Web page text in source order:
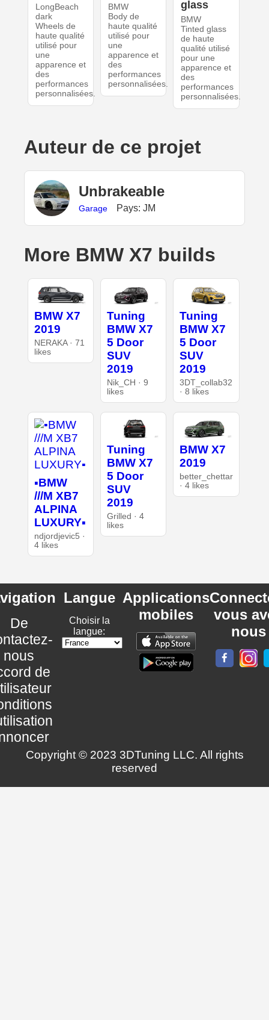
LongBeach
dark
Wheels de
haute qualité
utilisé pour
une
apparence et
des
performances
personnalisées.
BMW
Body de
haute qualité
utilisé pour
une
apparence et
des
performances
personnalisées.
glass
BMW
Tinted glass
de haute
qualité utilisé
pour une
apparence et
des
performances
personnalisées.
Auteur de ce projet
UnbrakeabIe
Garage Pays: JM
More BMW X7 builds
BMW X7
2019
NERAKA · 71
likes
Tuning
BMW X7
5 Door
SUV
2019
Nik_CH · 9
likes
Tuning
BMW X7
5 Door
SUV
2019
3DT_collab32
· 8 likes
▪︎BMW
///M XB7
ALPINA
LUXURY▪︎
ndjordjevic5 ·
4 likes
Tuning
BMW X7
5 Door
SUV
2019
Grilled · 4
likes
BMW X7
2019
better_chettar
· 4 likes
De
nous
de
Langue
Choisir la
langue:
Applications
mobiles
vous
nous
Copyright © 2023 3DTuning LLC. All rights
reserved